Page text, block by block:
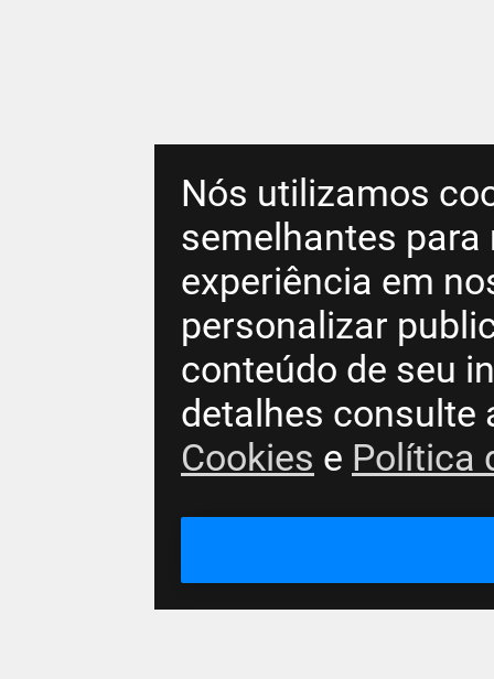
Nós utilizamos
semelhantes para
experiência em
personalizar
conteúdo de seu
detalhes consulte
Cookies e Política